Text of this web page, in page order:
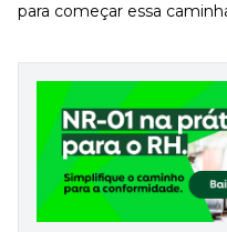
para começar essa